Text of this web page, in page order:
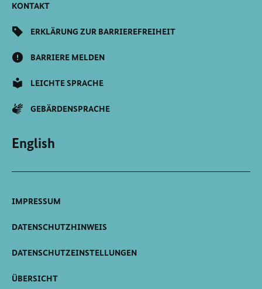
KONTAKT
ERKLÄRUNG ZUR BARRIEREFREIHEIT
BARRIERE MELDEN
LEICHTE SPRACHE
GEBÄRDENSPRACHE
English
IMPRESSUM
DATENSCHUTZHINWEIS
DATENSCHUTZEINSTELLUNGEN
ÜBERSICHT